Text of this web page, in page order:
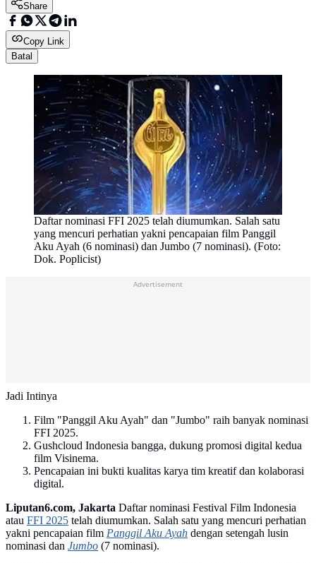
Share
Copy Link
Batal
Daftar nominasi FFI 2025 telah diumumkan. Salah satu
yang mencuri perhatian yakni pencapaian film Panggil
Aku Ayah (6 nominasi) dan Jumbo (7 nominasi). (Foto:
Dok. Poplicist)
Jadi Intinya
Film "Panggil Aku Ayah" dan "Jumbo" raih banyak nominasi
FFI 2025.
Gushcloud Indonesia bangga, dukung promosi digital kedua
film Visinema.
Pencapaian ini bukti kualitas karya tim kreatif dan kolaborasi
digital.
Liputan6.com, Jakarta Daftar nominasi Festival Film Indonesia
atau FFI 2025 telah diumumkan. Salah satu yang mencuri perhatian
yakni pencapaian film Panggil Aku Ayah dengan setengah lusin
nominasi dan Jumbo (7 nominasi).